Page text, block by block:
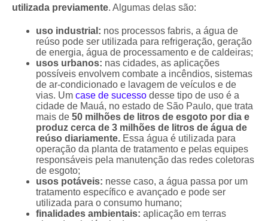
utilizada previamente. Algumas delas são:
uso industrial: nos processos fabris, a água de
reúso pode ser utilizada para refrigeração, geração
de energia, água de processamento e de caldeiras;
usos urbanos: nas cidades, as aplicações
possíveis envolvem combate a incêndios, sistemas
de ar-condicionado e lavagem de veículos e de
vias. Um case de sucesso desse tipo de uso é a
cidade de Mauá, no estado de São Paulo, que trata
mais de 50 milhões de litros de esgoto por dia e
produz cerca de 3 milhões de litros de água de
reúso diariamente. Essa água é utilizada para
operação da planta de tratamento e pelas equipes
responsáveis pela manutenção das redes coletoras
de esgoto;
usos potáveis: nesse caso, a água passa por um
tratamento específico e avançado e pode ser
utilizada para o consumo humano;
finalidades ambientais: aplicação em terras